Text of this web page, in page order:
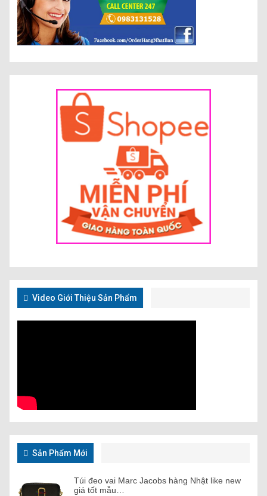
Video Giới Thiệu Sản Phẩm
Sản Phẩm Mới
Túi đeo vai Marc Jacobs hàng Nhật like new
giá tốt mẫu…